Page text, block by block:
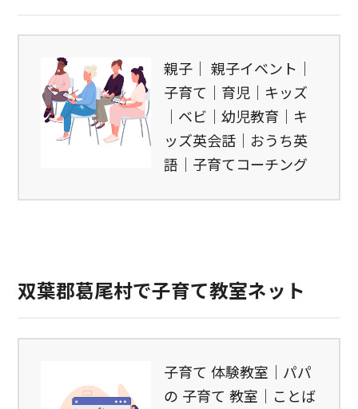
親子｜ 親子イベント｜
子育て｜育児｜キッズ
｜ベビ｜幼児教育｜キ
ッズ英会話｜おうち英
語｜子育てコーチング
双葉郡葛尾村で子育て教室ネット
子育て 体験教室｜パパ
の 子育て 教室｜ことば